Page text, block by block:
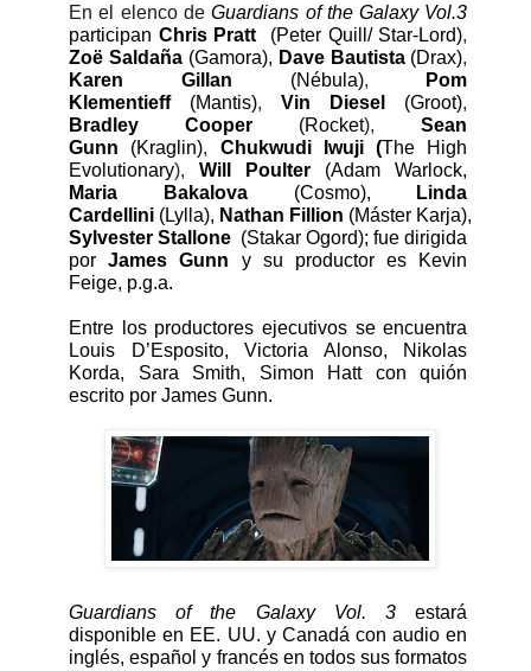
En el elenco de
participan Chris Pratt (Peter Quill/ Star-Lord)
Zoë Saldaña (Gamora), Dave Bautista (Drax)
Karen Gillan (Nébula),
Pom
Klementieff (Mantis), Vin Diesel (Groot)
Bradley Cooper (Rocket), Sean
Gunn (Kraglin), Chukwudi Iwuji (The High
Evolutionary), Will Poulter
Maria Bakalova (Cosmo),
Linda
Cardellini (Lylla), Nathan Fillion
Sylvester Stallone (Stakar Ogord); fue dirigida
por James Gunn y su productor es Kevin
Feige, p.g.a.
Entre los productores ejecutivos se encuentra
Louis D’Esposito, Victoria Alonso, Nikolas
Korda, Sara Smith, Simon Hatt con quión
escrito por James Gunn.
Guardians of the Galaxy Vol. 3 estará
disponible en EE. UU. y Canadá con audio en
inglés, español y francés en todos sus formatos